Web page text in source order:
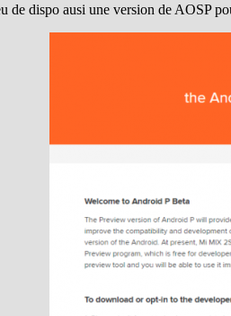
de dispo ausi une version de AOSP